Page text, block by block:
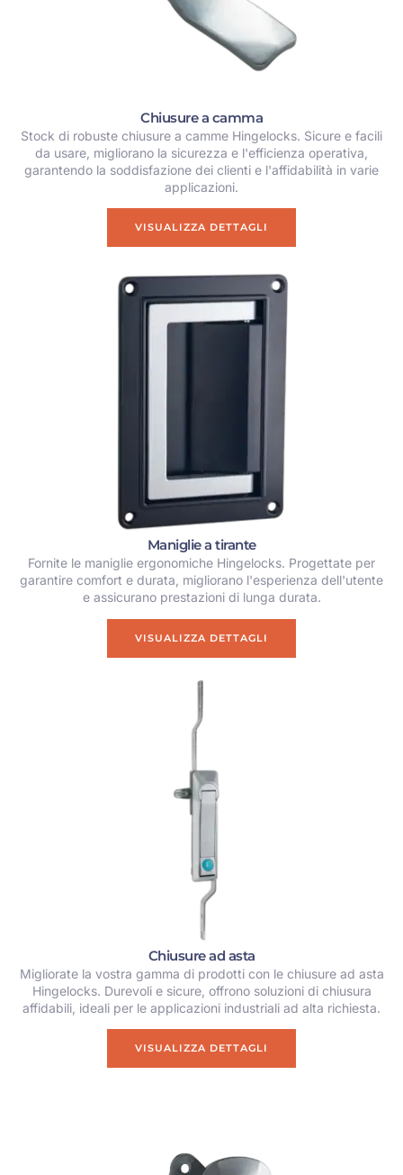
Chiusure a camma
Stock di robuste chiusure a camme Hingelocks. Sicure e facili
da usare, migliorano la sicurezza e l'efficienza operativa,
garantendo la soddisfazione dei clienti e l'affidabilità in varie
applicazioni.
VISUALIZZA DETTAGLI
Maniglie a tirante
Fornite le maniglie ergonomiche Hingelocks. Progettate per
garantire comfort e durata, migliorano l'esperienza dell'utente
e assicurano prestazioni di lunga durata.
VISUALIZZA DETTAGLI
Chiusure ad asta
Migliorate la vostra gamma di prodotti con le chiusure ad asta
Hingelocks. Durevoli e sicure, offrono soluzioni di chiusura
affidabili, ideali per le applicazioni industriali ad alta richiesta.
VISUALIZZA DETTAGLI